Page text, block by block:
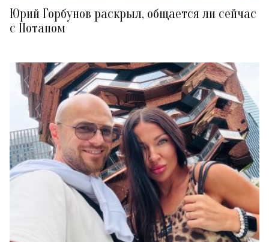
Юрий Горбунов раскрыл, общается ли сейчас
с Потапом